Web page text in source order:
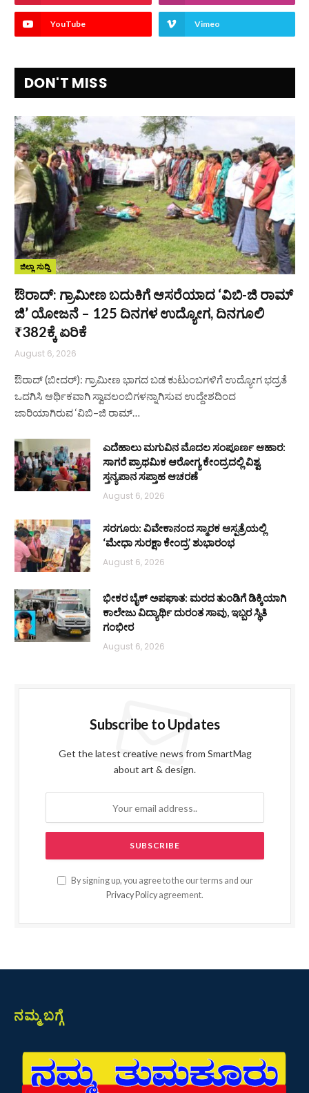
YouTube Vimeo
DON'T MISS
ಜಿಲ್ಲಾ ಸುದ್ದಿ
ಔರಾದ್: ಗ್ರಾಮೀಣ ಬದುಕಿಗೆ ಆಸರೆಯಾದ ‘ವಿಬಿ-ಜಿ ರಾಮ್
ಜಿ’ ಯೋಜನೆ – 125 ದಿನಗಳ ಉದ್ಯೋಗ, ದಿನಗೂಲಿ
₹382ಕ್ಕೆ ಏರಿಕೆ
August 6, 2026
ಔರಾದ್ (ಬೀದರ್): ಗ್ರಾಮೀಣ ಭಾಗದ ಬಡ ಕುಟುಂಬಗಳಿಗೆ ಉದ್ಯೋಗ ಭದ್ರತೆ
ಒದಗಿಸಿ ಆರ್ಥಿಕವಾಗಿ ಸ್ವಾವಲಂಬಿಗಳನ್ನಾಗಿಸುವ ಉದ್ದೇಶದಿಂದ
ಜಾರಿಯಾಗಿರುವ ‘ವಿಬಿ–ಜಿ ರಾಮ್…
ಎದೆಹಾಲು ಮಗುವಿನ ಮೊದಲ ಸಂಪೂರ್ಣ ಆಹಾರ:
ಸಾಗರೆ ಪ್ರಾಥಮಿಕ ಆರೋಗ್ಯ ಕೇಂದ್ರದಲ್ಲಿ ವಿಶ್ವ
ಸ್ತನ್ಯಪಾನ ಸಪ್ತಾಹ ಆಚರಣೆ
August 6, 2026
ಸರಗೂರು: ವಿವೇಕಾನಂದ ಸ್ಮಾರಕ ಆಸ್ಪತ್ರೆಯಲ್ಲಿ
‘ಮೇಧಾ ಸುರಕ್ಷಾ ಕೇಂದ್ರ’ ಶುಭಾರಂಭ
August 6, 2026
ಭೀಕರ ಬೈಕ್ ಅಪಘಾತ: ಮರದ ತುಂಡಿಗೆ ಡಿಕ್ಕಿಯಾಗಿ
ಕಾಲೇಜು ವಿದ್ಯಾರ್ಥಿ ದುರಂತ ಸಾವು, ಇಬ್ಬರ ಸ್ಥಿತಿ
ಗಂಭೀರ
August 6, 2026
Subscribe to Updates
Get the latest creative news from SmartMag
about art & design.
By signing up, you agree to the our terms and our
Privacy Policy agreement.
ನಮ್ಮ ಬಗ್ಗೆ